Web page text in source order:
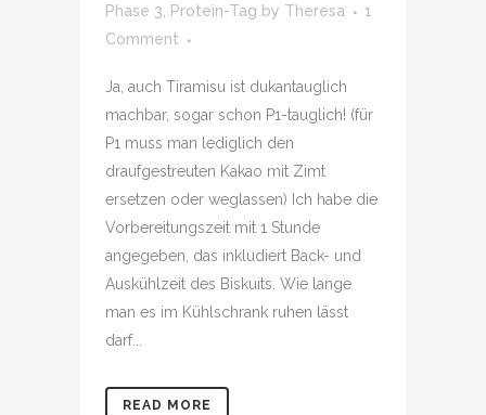
Phase 3
Protein-Tag by Theresa
1
Comment
Ja, auch Tiramisu ist dukantauglich
machbar, sogar schon P1-tauglich! (für
P1 muss man lediglich den
draufgestreuten Kakao mit Zimt
ersetzen oder weglassen) Ich habe die
Vorbereitungszeit mit 1 Stunde
angegeben, das inkludiert Back- und
Auskühlzeit des Biskuits. Wie lange
man es im Kühlschrank ruhen lässt
darf...
READ MORE